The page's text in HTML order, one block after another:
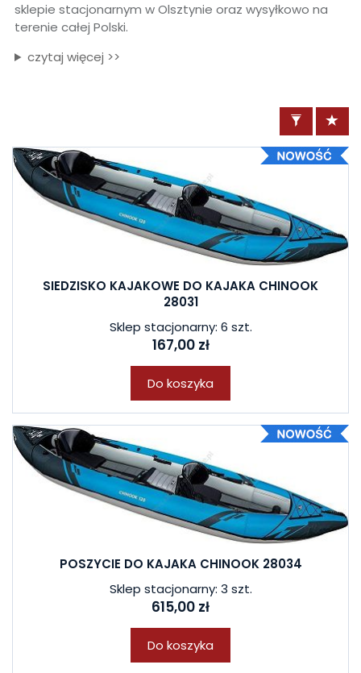
sklepie stacjonarnym w Olsztynie oraz wysyłkowo na
terenie całej Polski.
czytaj więcej >>
SIEDZISKO KAJAKOWE DO KAJAKA CHINOOK
28031
Sklep stacjonarny: 6 szt.
167,00 zł
Do koszyka
POSZYCIE DO KAJAKA CHINOOK 28034
Sklep stacjonarny: 3 szt.
615,00 zł
Do koszyka